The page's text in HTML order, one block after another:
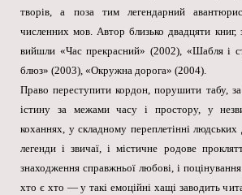
творів, а поза тим легендарний
численних мов. Автор близько двадцяти книг,
вийшли «Час прекрасний» (2002), «Шабля і
блюз» (2003), «Окружна дорога» (2004).
Право переступити кордон, порушити табу,
істину за межами часу і простору, у
коханнях, у складному переплетінні людських
легенди і звичаї, і містичне родове
знаходження справжньої любові, і
хто є хто — у такі емоційні хащі заводить